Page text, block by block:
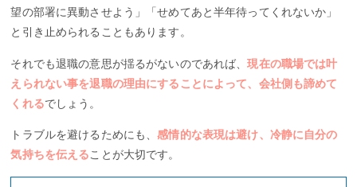
望の部署に異動させよう」「せめてあと半年待ってくれないか」
と引き止められることもあります。
それでも退職の意思が揺るがないのであれば、現在の職場では叶
えられない事を退職の理由にすることによって、会社側も諦めて
くれるでしょう。
トラブルを避けるためにも、感情的な表現は避け、冷静に自分の
気持ちを伝えることが大切です。